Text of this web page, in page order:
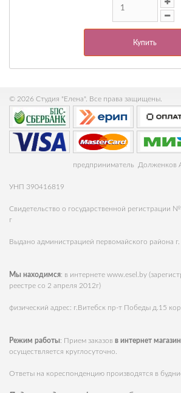
Купить
© 2026 Студия "Елена". Все права защищены.
предприниматель Долженков
УНП 390416819
Свидетельство о государственной регистрации
г
Выдано администрацией первомайского района г.
Мы находимся: в интернете www.esel.by
реестре со 2 апреля 2012г)
физический адрес: г.Витебск пр-т Победы д.15
Режим работы: Прием заказов в интернет
осуществляется круглосуточно.
Ответы на кореспонденцию производятся в